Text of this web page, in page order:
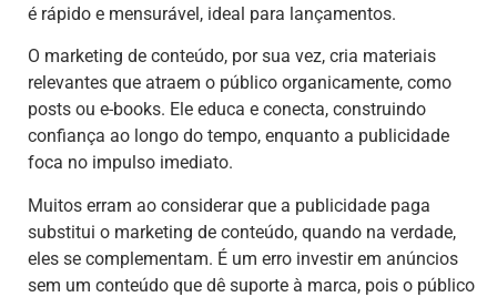
é rápido e mensurável, ideal para lançamentos.
O marketing de conteúdo, por sua vez, cria materiais
relevantes que atraem o público organicamente, como
posts ou e-books. Ele educa e conecta, construindo
confiança ao longo do tempo, enquanto a publicidade
foca no impulso imediato.
Muitos erram ao considerar que a publicidade paga
substitui o marketing de conteúdo, quando na verdade,
eles se complementam. É um erro investir em anúncios
sem um conteúdo que dê suporte à marca, pois o público